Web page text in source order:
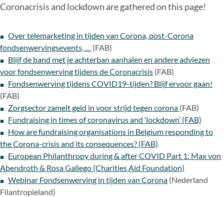
Coronacrisis and lockdown are gathered on this page!
Over telemarketing in tijden van Corona, post-Corona
fondsenwervingsevents, … (FAB)
Blijf de band met je achterban aanhalen en andere adviezen
voor fondsenwerving tijdens de Coronacrisis (FAB)
Fondsenwerving tijdens COVID19-tijden? Blijf ervoor gaan!
(FAB)
Zorgsector zamelt geld in voor strijd tegen corona (FAB)
Fundraising in times of coronavirus and ‘lockdown’ (FAB)
How are fundraising organisations in Belgium responding to
the Corona-crisis and its consequences? (FAB)
European Philanthropy during & after COVID Part 1: Max von
Abendroth & Rosa Gallego (Charities Aid Foundation)
Webinar Fondsenwerving in tijden van Corona (Nederland
Filantropieland)